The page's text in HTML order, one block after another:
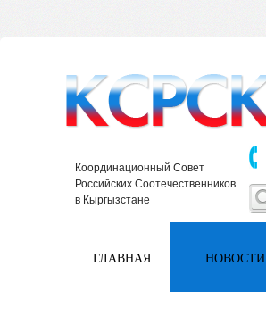
Координационный Совет
Российских Соотечественников
в Кыргызстане
ГЛАВНАЯ НОВОСТИ